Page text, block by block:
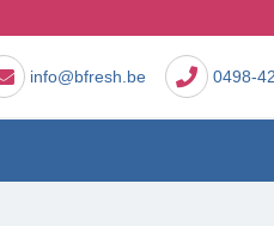
info@bfresh.be 0498-